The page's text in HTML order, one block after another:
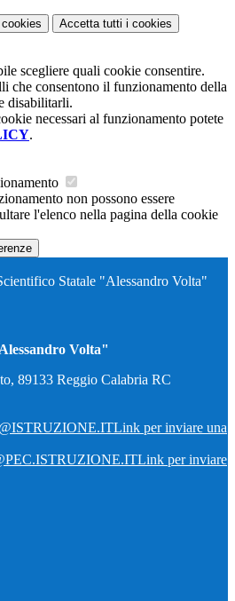
Accetta tutti i cookies
scegliere quali cookie consentire.
che consentono il funzionamento della
disabilitarli.
necessari al funzionamento potete
.
non possono essere
l'elenco nella pagina della cookie
Statale "Alessandro Volta"
Volta"
89133 Reggio Calabria RC
Link per inviare una
Link per inviare